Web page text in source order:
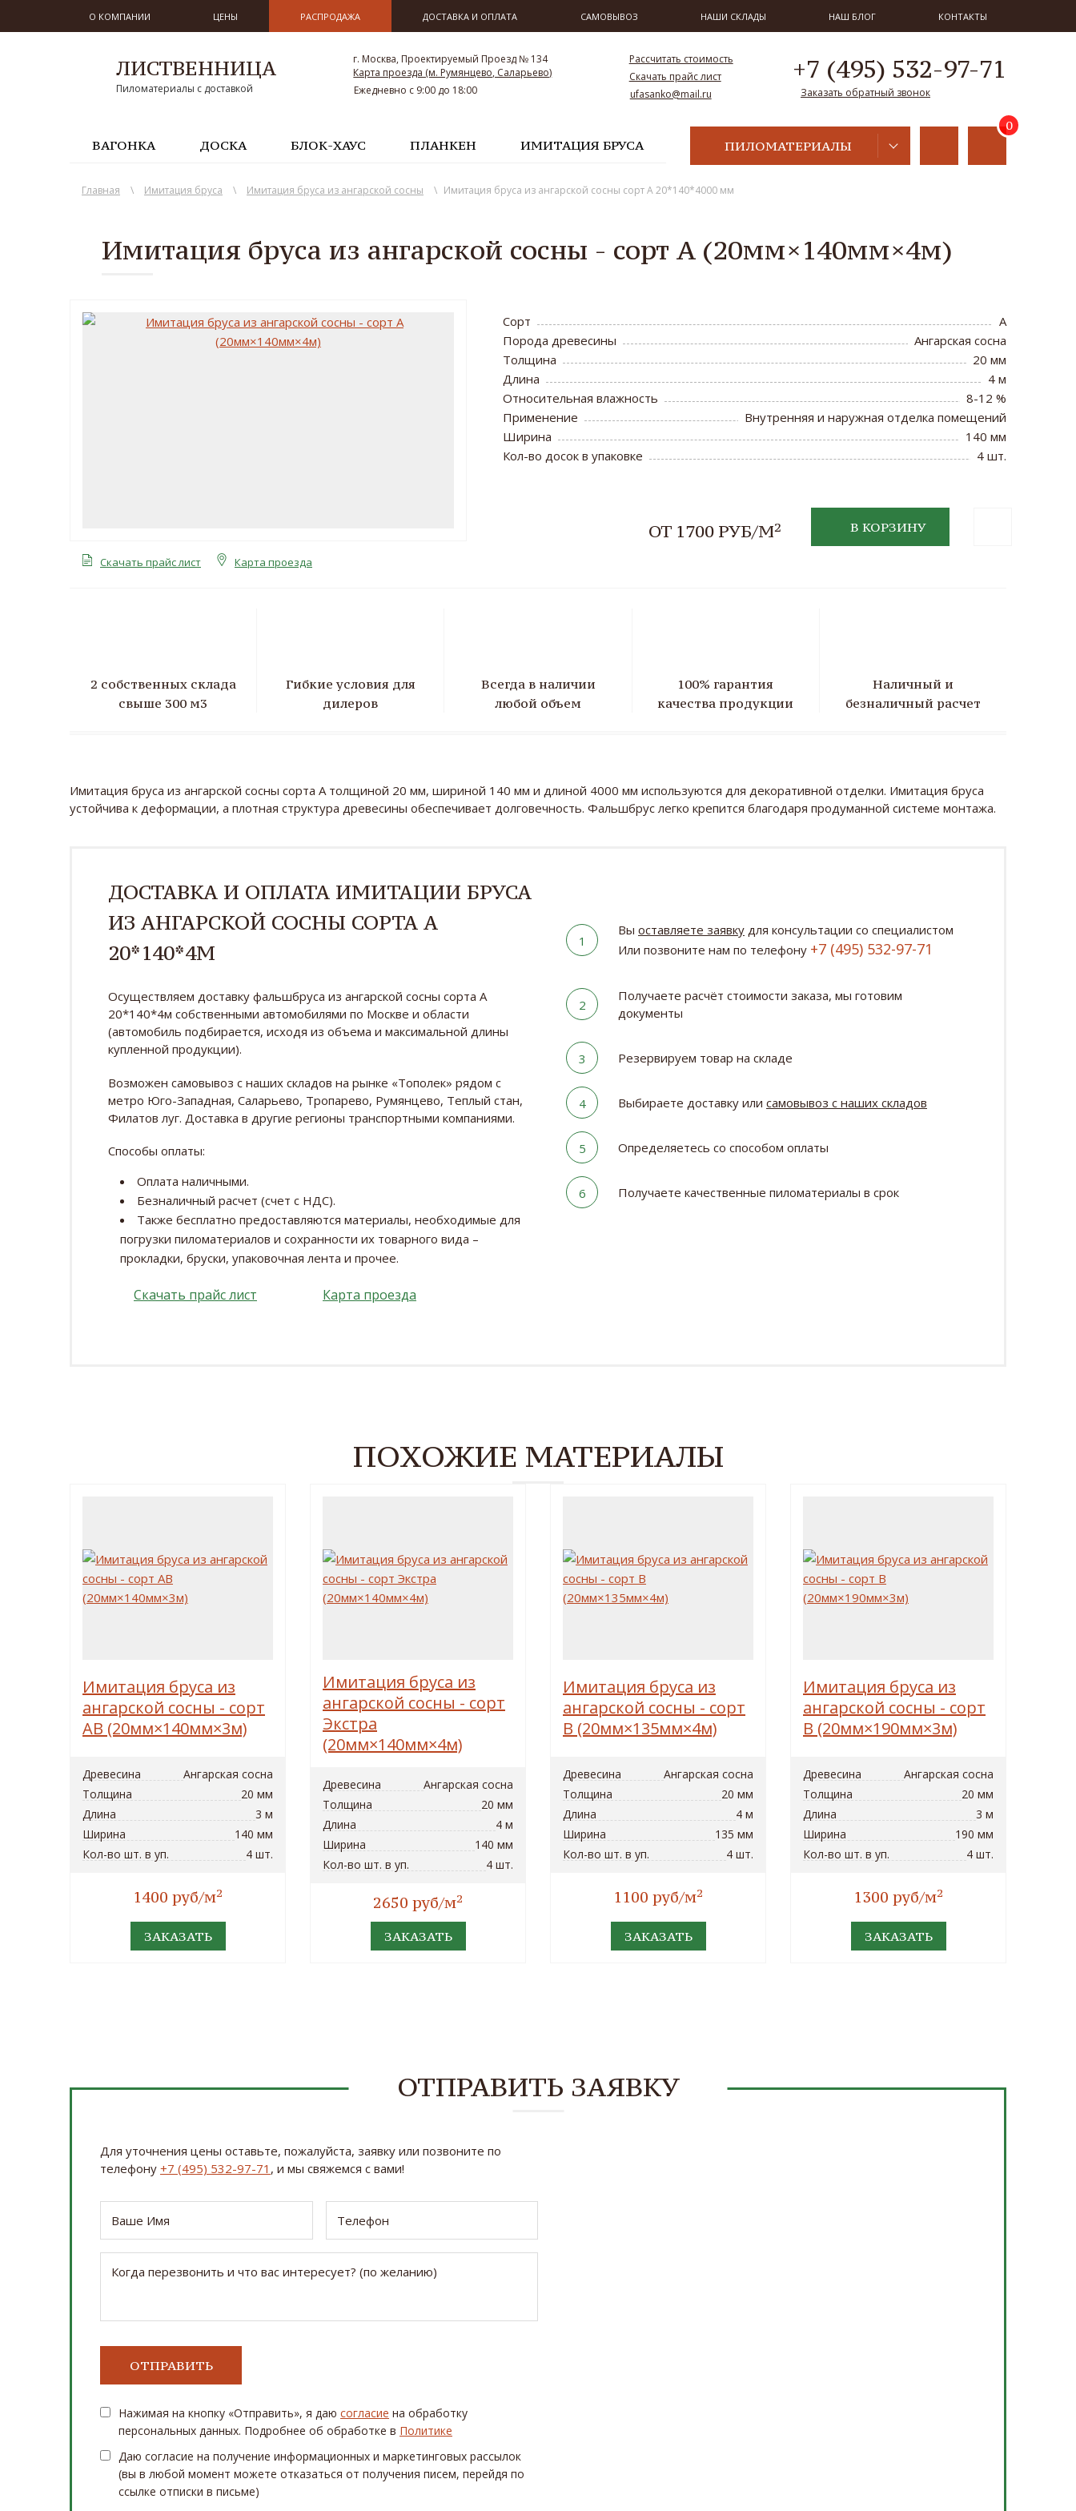
О КОМПАНИИ ЦЕНЫ РАСПРОДАЖА ДОСТАВКА И ОПЛАТА САМОВЫВОЗ НАШИ СКЛАДЫ НАШ БЛОГ КОНТАКТЫ
ЛИСТВЕННИЦА
Пиломатериалы с доставкой
г. Москва, Проектируемый Проезд № 134
Карта проезда (м. Румянцево, Саларьево)
Ежедневно с 9:00 до 18:00
Рассчитать стоимость
Скачать прайс лист
ufasanko@mail.ru
+7 (495) 532-97-71
Заказать обратный звонок
ВАГОНКА ДОСКА БЛОК-ХАУС ПЛАНКЕН ИМИТАЦИЯ БРУСА ПИЛОМАТЕРИАЛЫ
Главная \ Имитация бруса \ Имитация бруса из ангарской сосны \ Имитация бруса из ангарской сосны сорт A 20*140*4000 мм
Имитация бруса из ангарской сосны - сорт A (20мм×140мм×4м)
Скачать прайс лист Карта проезда
Сорт
A
Порода древесины
Ангарская сосна
Толщина
20 мм
Длина
4 м
Относительная влажность
8-12 %
Применение
Внутренняя и наружная отделка помещений
Ширина
140 мм
Кол-во досок в упаковке
4 шт.
ОТ 1700 РУБ/М2 В КОРЗИНУ
2 собственных склада
свыше 300 м3
Гибкие условия для
дилеров
Всегда в наличии
любой объем
100% гарантия
качества продукции
Наличный и
безналичный расчет
Имитация бруса из ангарской сосны сорта А толщиной 20 мм, шириной 140 мм и длиной 4000 мм используются для декоративной отделки. Имитация бруса
устойчива к деформации, а плотная структура древесины обеспечивает долговечность. Фальшбрус легко крепится благодаря продуманной системе монтажа.
ДОСТАВКА И ОПЛАТА ИМИТАЦИИ БРУСА
ИЗ АНГАРСКОЙ СОСНЫ СОРТА А
20*140*4М
Осуществляем доставку фальшбруса из ангарской сосны сорта A
20*140*4м собственными автомобилями по Москве и области
(автомобиль подбирается, исходя из объема и максимальной длины
купленной продукции).
Возможен самовывоз с наших складов на рынке «Тополек» рядом с
метро Юго-Западная, Саларьево, Тропарево, Румянцево, Теплый стан,
Филатов луг. Доставка в другие регионы транспортными компаниями.
Способы оплаты:
Оплата наличными.
Безналичный расчет (счет с НДС).
Также бесплатно предоставляются материалы, необходимые для
погрузки пиломатериалов и сохранности их товарного вида –
прокладки, бруски, упаковочная лента и прочее.
Скачать прайс лист Карта проезда
1
Вы оставляете заявку для консультации со специалистом
Или позвоните нам по телефону +7 (495) 532-97-71
2
Получаете расчёт стоимости заказа, мы готовим
документы
3 Резервируем товар на складе
4 Выбираете доставку или самовывоз с наших складов
5 Определяетесь со способом оплаты
6 Получаете качественные пиломатериалы в срок
ПОХОЖИЕ МАТЕРИАЛЫ
Имитация бруса из
ангарской сосны - сорт
AB (20мм×140мм×3м)
Древесина
Ангарская сосна
Толщина
20 мм
Длина
3 м
Ширина
140 мм
Кол-во шт. в уп.
4 шт.
1400 руб/м2
ЗАКАЗАТЬ
Имитация бруса из
ангарской сосны - сорт
Экстра
(20мм×140мм×4м)
Древесина
Ангарская сосна
Толщина
20 мм
Длина
4 м
Ширина
140 мм
Кол-во шт. в уп.
4 шт.
2650 руб/м2
ЗАКАЗАТЬ
Имитация бруса из
ангарской сосны - сорт
B (20мм×135мм×4м)
Древесина
Ангарская сосна
Толщина
20 мм
Длина
4 м
Ширина
135 мм
Кол-во шт. в уп.
4 шт.
1100 руб/м2
ЗАКАЗАТЬ
Имитация бруса из
ангарской сосны - сорт
B (20мм×190мм×3м)
Древесина
Ангарская сосна
Толщина
20 мм
Длина
3 м
Ширина
190 мм
Кол-во шт. в уп.
4 шт.
1300 руб/м2
ЗАКАЗАТЬ
ОТПРАВИТЬ ЗАЯВКУ
Для уточнения цены оставьте, пожалуйста, заявку или позвоните по
телефону +7 (495) 532-97-71 , и мы свяжемся с вами!
Нажимая на кнопку «Отправить», я даю согласие на обработку
персональных данных. Подробнее об обработке в Политике
Даю согласие на получение информационных и маркетинговых рассылок
(вы в любой момент можете отказаться от получения писем, перейдя по
ссылке отписки в письме)